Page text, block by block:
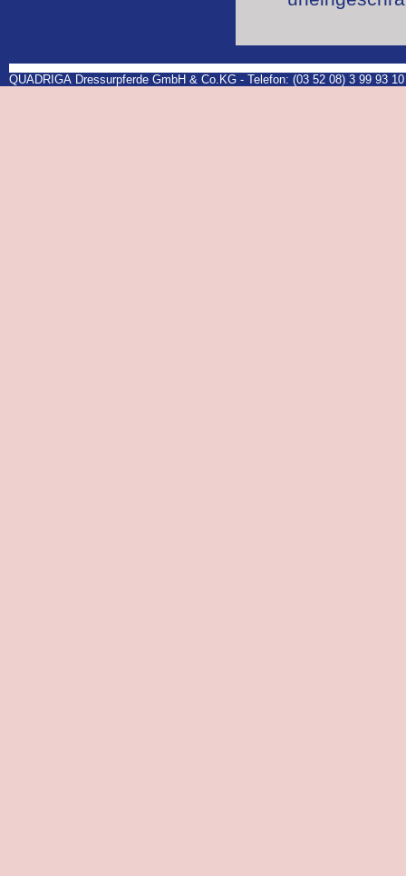
QUADRIGA Dressurpferde GmbH & Co.KG - Telefon: (03 52 08) 3 99 93 10